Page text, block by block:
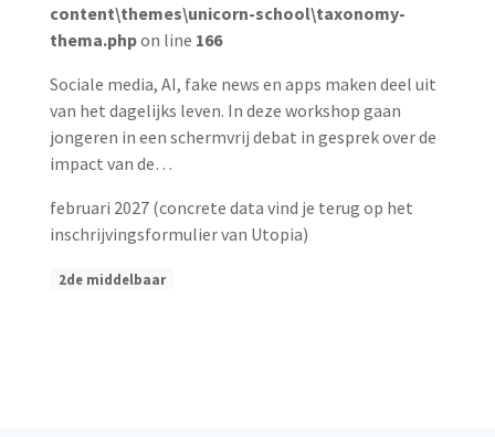
content\themes\unicorn-school\taxonomy-
thema.phpon line 166
Sociale media, AI, fake news en apps maken deel uit
van het dagelijks leven. In deze workshop gaan
jongeren in een schermvrij debat in gesprek over de
impact van de…
februari 2027 (concrete data vind je terug op het
inschrijvingsformulier van Utopia)
2de middelbaar